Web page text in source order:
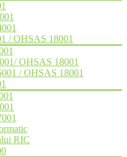
/ OHSAS 18001
OHSAS 18001
/ OHSAS 18001
RIC